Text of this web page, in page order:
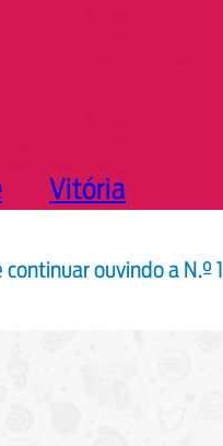
Vitória
ouvindo a N.º 1